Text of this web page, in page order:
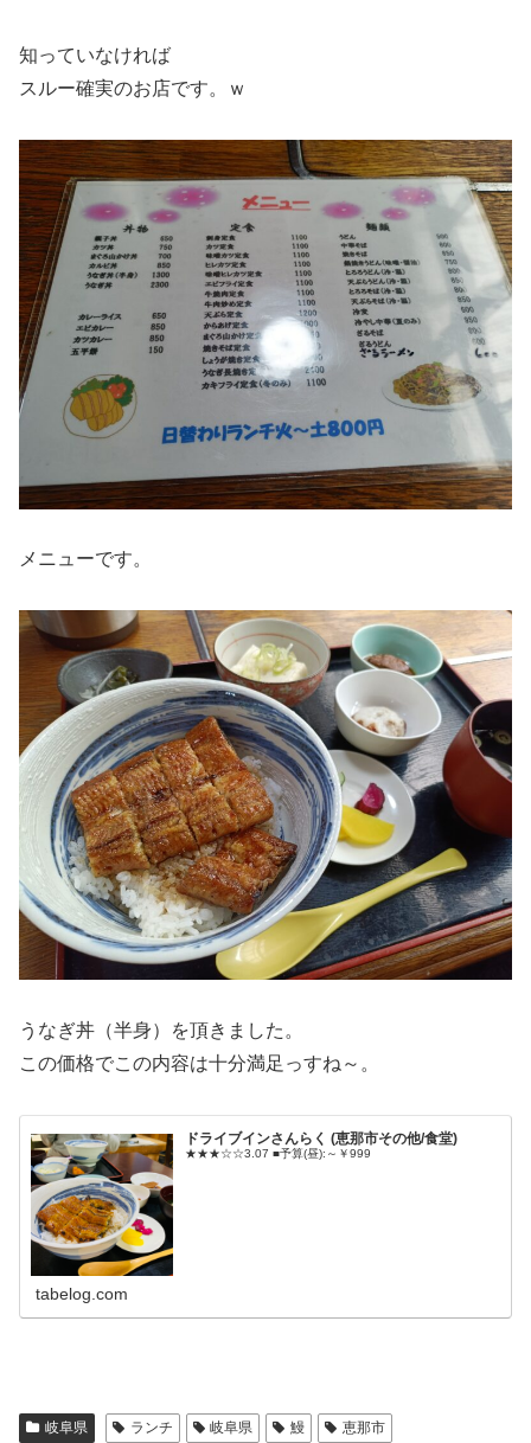
知っていなければ
スルー確実のお店です。ｗ
メニューです。
うなぎ丼（半身）を頂きました。
この価格でこの内容は十分満足っすね～。
ドライブインさんらく (恵那市その他/食堂)
★★★☆☆3.07 ■予算(昼):～￥999
tabelog.com
岐阜県 ランチ 岐阜県 鰻 恵那市